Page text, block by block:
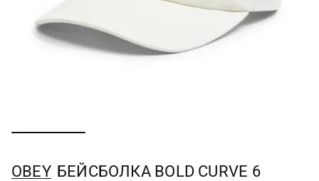
OBEY БЕЙСБОЛКА BOLD CURVE 6